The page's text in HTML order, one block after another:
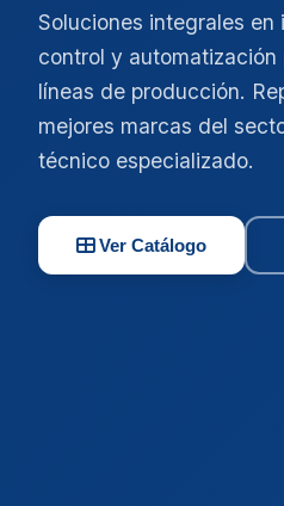
Soluciones integrales en
control y automatización
líneas de producción.
mejores marcas del
técnico especializado.
Ver Catálogo